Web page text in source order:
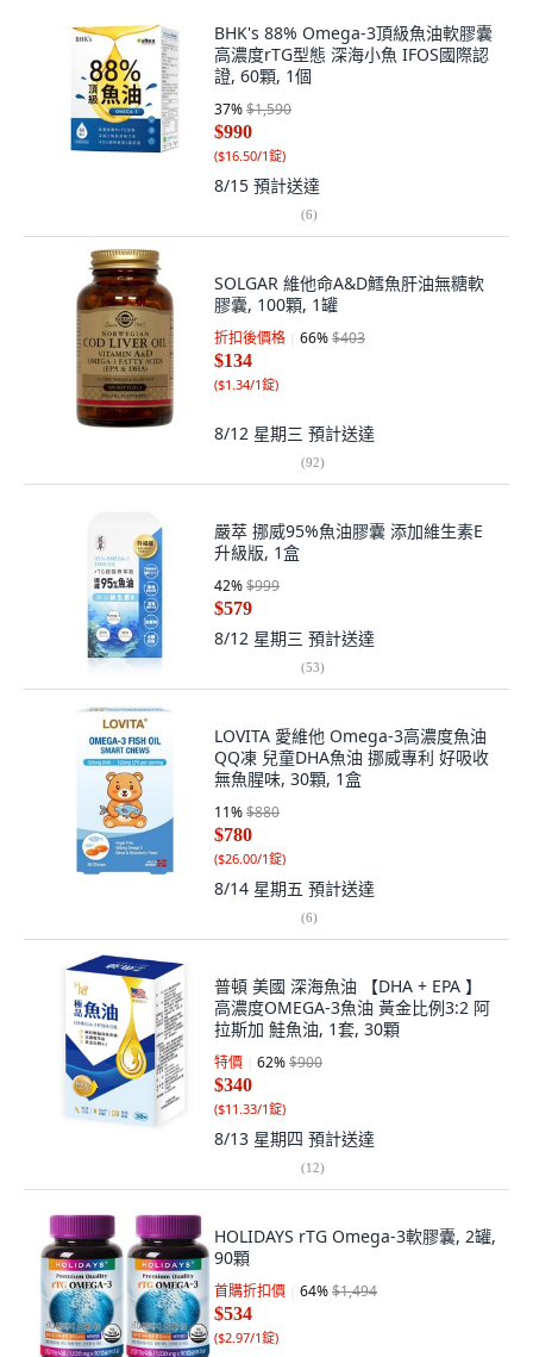
BHK's 88% Omega-3頂級魚油軟膠囊
高濃度rTG型態 深海小魚 IFOS國際認
證, 60顆, 1個
37%$1,590
$990
($16.50/1錠)
8/15 預計送達
(6)
SOLGAR 維他命A&D鱈魚肝油無糖軟
膠囊, 100顆, 1罐
折扣後價格 66%$403
$134
($1.34/1錠)
8/12 星期三 預計送達
(92)
嚴萃 挪威95%魚油膠囊 添加維生素E
升級版, 1盒
42%$999
$579
8/12 星期三 預計送達
(53)
LOVITA 愛維他 Omega-3高濃度魚油
QQ凍 兒童DHA魚油 挪威專利 好吸收
無魚腥味, 30顆, 1盒
11%$880
$780
($26.00/1錠)
8/14 星期五 預計送達
(6)
普頓 美國 深海魚油 【DHA + EPA 】
高濃度OMEGA-3魚油 黃金比例3:2 阿
拉斯加 鮭魚油, 1套, 30顆
特價 62%$900
$340
($11.33/1錠)
8/13 星期四 預計送達
(12)
HOLIDAYS rTG Omega-3軟膠囊, 2罐,
90顆
首購折扣價 64%$1,494
$534
($2.97/1錠)